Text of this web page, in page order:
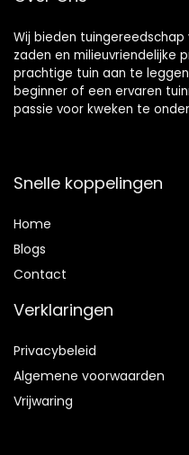
Wij bieden
zaden en milieuvriendelijke
prachtige tuin aan te
beginner of een ervaren
passie voor kweken te
Snelle koppelingen
Home
Blogs
Contact
Verklaringen
Privacybeleid
Algemene voorwaarden
Vrijwaring